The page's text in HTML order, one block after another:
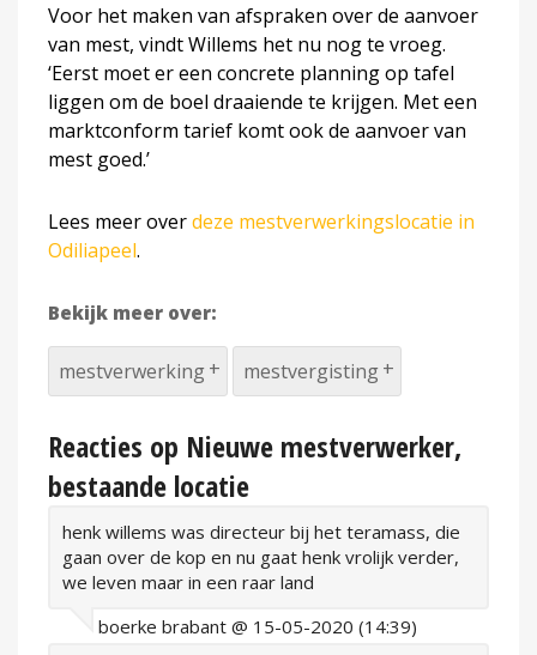
Voor het maken van afspraken over de aanvoer
van mest, vindt Willems het nu nog te vroeg.
‘Eerst moet er een concrete planning op tafel
liggen om de boel draaiende te krijgen. Met een
marktconform tarief komt ook de aanvoer van
mest goed.’
Lees meer overdeze mestverwerkingslocatie in
Odiliapeel.
Bekijk meer over:
mestverwerking mestvergisting
Reacties op Nieuwe mestverwerker,
bestaande locatie
henk willems was directeur bij het teramass, die
gaan over de kop en nu gaat henk vrolijk verder,
we leven maar in een raar land
boerke brabant @ 15-05-2020 (14:39)